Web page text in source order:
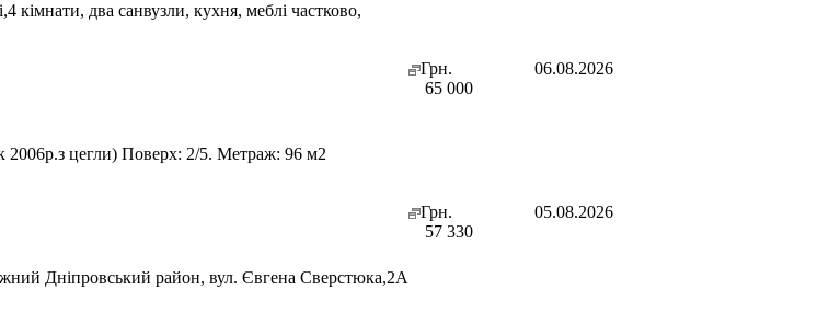
кімнати, два санвузли, кухня, меблі частково,
2006р.з цегли) Поверх: 2/5. Метраж: 96 м2
Грн.
65 000
06.08.2026
Дніпровський район, вул. Євгена Сверстюка,2А
Грн.
57 330
05.08.2026